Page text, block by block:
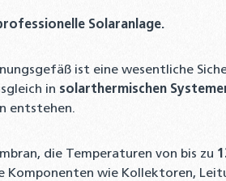
Solaranlage.
ist eine wesentliche
in solarthermischen
entstehen.
die Temperaturen von bis zu
Komponenten wie Kollektoren,